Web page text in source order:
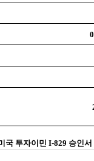
국 투자이민 I-829 승인서